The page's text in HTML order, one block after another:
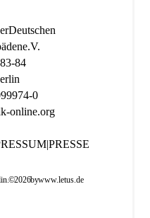
Deutschen
e.V.
84
74-0
online.org
|PRESSE
© 2026 bywww.letus.de